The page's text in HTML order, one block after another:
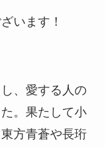
います！
、愛する人の
。果たして小
方青蒼や長珩